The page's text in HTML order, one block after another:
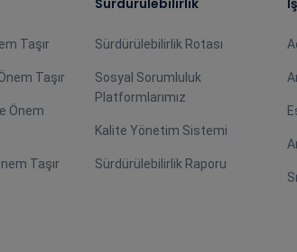
Taşır
Taşır
Önem
Taşır
Sürdürülebilirlik
Sürdürülebilirlik Rotası
Sosyal Sorumluluk
Platformlarımız
Kalite Yönetim Sistemi
Sürdürülebilirlik Raporu